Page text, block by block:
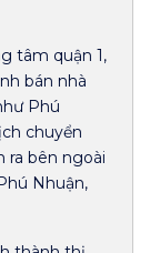
tâm quận 1,
bán nhà
Phú
chuyển
ra bên ngoài
Nhuận,